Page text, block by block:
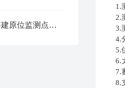
立杆水质监测站：搭建原位监测点位，实现水体全天候值守
1.
2.
3.
4.
5.
6.
7.
8.